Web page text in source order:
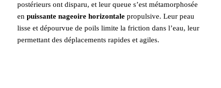
postérieurs ont disparu, et leur queue s’est métamorphosée
en puissante nageoire horizontale propulsive. Leur peau
lisse et dépourvue de poils limite la friction dans l’eau, leur
permettant des déplacements rapides et agiles.